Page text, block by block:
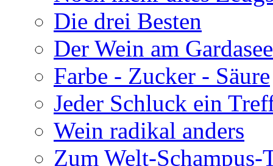
Die drei Besten
Der Wein am Gardasee
Farbe - Zucker - Säure
Jeder Schluck ein
Wein radikal anders
Zum Welt-Schampus-